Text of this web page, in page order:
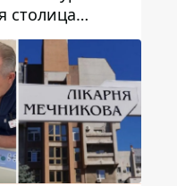
столица